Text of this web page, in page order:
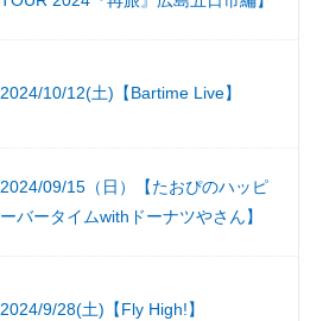
2024/10/12(土)【Bartime Live】
2024/09/15（日）【たおぴのハッピ
ーバータイムwithドーナツやさん】
2024/9/28(土)【Fly High!】